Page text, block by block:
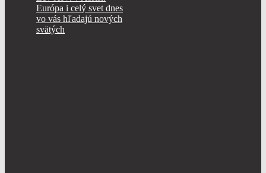
Európa i celý svet dnes
vo vás hľadajú nových
svätých